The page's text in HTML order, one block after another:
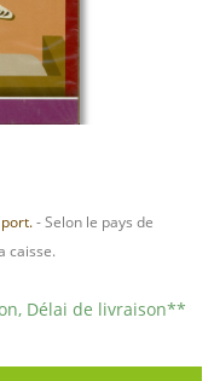
- Selon le pays de
caisse.
Délai de livraison**